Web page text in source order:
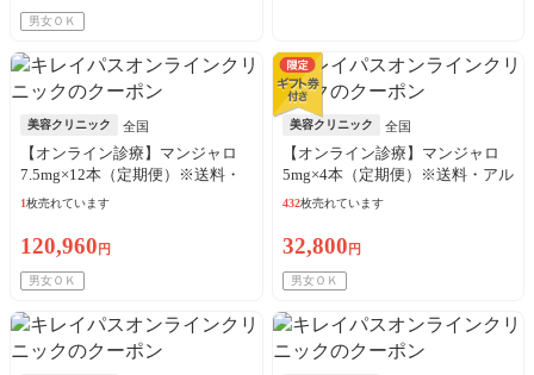
男女ＯＫ
美容クリニック 全国
【オンライン診療】マンジャロ
7.5mg×12本（定期便）※送料・
アルコール綿・診察料込
1枚売れています
120,960 円
男女ＯＫ
美容クリニック 全国
【オンライン診療】マンジャロ
5mg×4本（定期便）※送料・アル
コール綿・診察料込
432枚売れています
32,800 円
男女ＯＫ